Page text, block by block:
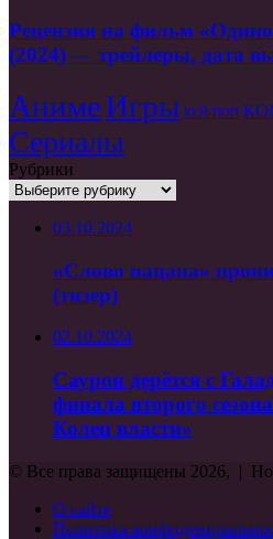
фильм
«Одинокие
волки»
Wolves
(2024)
—
трейлеры,
дата
выхода
Рецензия на фильм
(2024) — трейлеры, дата
АнимеИгры КЕЙ-ПОП
Сериалы
Рубрики
Рубрики
03.10.2024
«Слово пацана»
(тизер)
02.10.2024
Саурон дерётся с
финала второго
Колец власти»
© Все права защищены 2026, |
О сайте
Политика